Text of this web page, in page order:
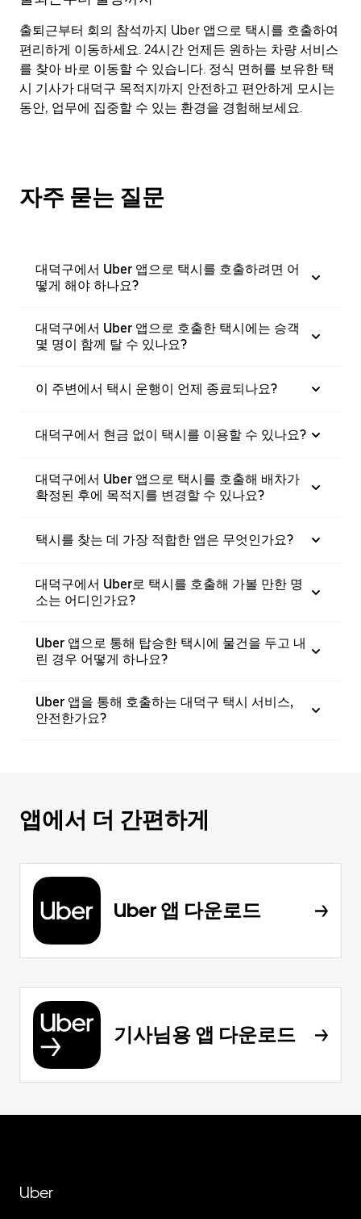
출퇴근부터 회의 참석까지 Uber 앱으로 택시를 호출하여
편리하게 이동하세요. 24시간 언제든 원하는 차량 서비스
를 찾아 바로 이동할 수 있습니다. 정식 면허를 보유한 택
시 기사가 대덕구 목적지까지 안전하고 편안하게 모시는
동안, 업무에 집중할 수 있는 환경을 경험해보세요.
자주 묻는 질문
대덕구에서 Uber 앱으로 택시를 호출하려면 어
떻게 해야 하나요?
대덕구에서 Uber 앱으로 호출한 택시에는 승객
몇 명이 함께 탈 수 있나요?
이 주변에서 택시 운행이 언제 종료되나요?
대덕구에서 현금 없이 택시를 이용할 수 있나요?
대덕구에서 Uber 앱으로 택시를 호출해 배차가
확정된 후에 목적지를 변경할 수 있나요?
택시를 찾는 데 가장 적합한 앱은 무엇인가요?
대덕구에서 Uber로 택시를 호출해 가볼 만한 명
소는 어디인가요?
Uber 앱으로 통해 탑승한 택시에 물건을 두고 내
린 경우 어떻게 하나요?
Uber 앱을 통해 호출하는 대덕구 택시 서비스,
안전한가요?
앱에서 더 간편하게
Uber 앱 다운로드
기사님용 앱 다운로드
Uber